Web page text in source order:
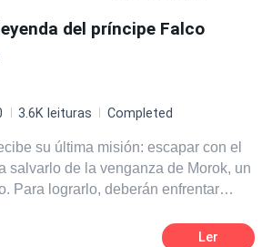
del príncipe Falco
3.6K leituras Completed
su última misión: escapar con el
salvarlo de la venganza de Morok, un
Para lograrlo, deberán enfrentar
de monstruos, brujos, y donde los
Ler